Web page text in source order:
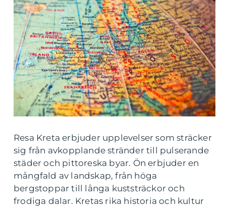
Resa Kreta erbjuder upplevelser som sträcker
sig från avkopplande stränder till pulserande
städer och pittoreska byar. Ön erbjuder en
mångfald av landskap, från höga
bergstoppar till långa kuststräckor och
frodiga dalar. Kretas rika historia och kultur